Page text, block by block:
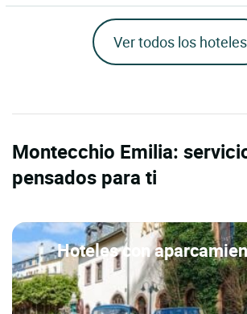
Ver todos los hoteles
Montecchio Emilia:
pensados para ti
Hoteles con